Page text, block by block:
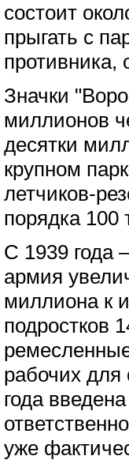
состоит
прыгать с
противника,
Значки
миллионов
десятки
крупном
летчиков-
порядка 100
С 1939 года
армия
миллиона к
подростков
рабочих для
года
уже